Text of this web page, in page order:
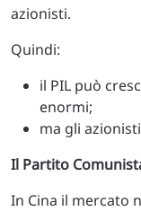
azionisti.
Quindi:
il PIL può
enormi;
ma gli
Il Partito
In Cina il mercato